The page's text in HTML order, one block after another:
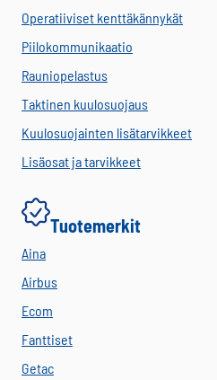
Operatiiviset kenttäkännykät
Piilokommunikaatio
Rauniopelastus
Taktinen kuulosuojaus
Kuulosuojainten lisätarvikkeet
Lisäosat ja tarvikkeet
Tuotemerkit
Aina
Airbus
Ecom
Fanttiset
Getac